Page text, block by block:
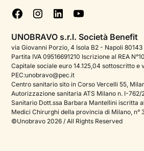
Podcast di psicologia
Corporate
Psicologo italiano all'estero
Approfondimenti sulla salute
Sala stampa
Cookie policy
Gestisci cookie
UNOBRAVO s.r.l. Società Benefit
via Giovanni Porzio, 4 Isola B2 - Napoli 80143
Partita IVA 09516691210 Iscrizione al REA
Capitale sociale euro 14.125,04 sottoscritto e
PEC:unobravo@pec.it
Centro sanitario sito in Corso Vercelli 55,
Autorizzazione sanitaria ATS Milano n. I-
Sanitario Dott.ssa Barbara Mantellini iscritta
Medici Chirurghi della provincia di Milano, n°
©Unobravo 2026 / All Rights Reserved